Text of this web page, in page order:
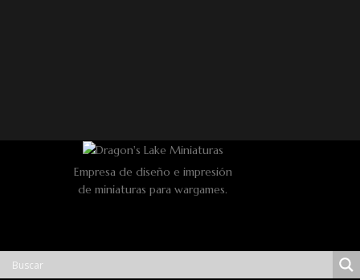
Empresa de diseño e impresión
de miniaturas para wargames.